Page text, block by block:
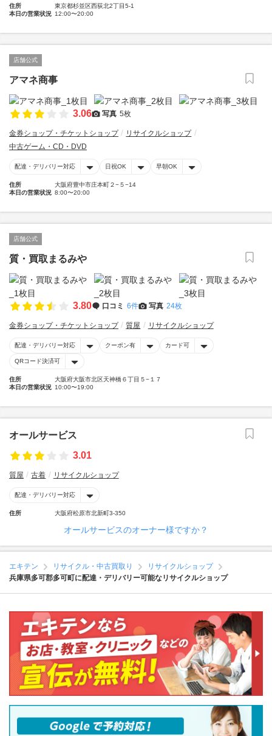
住所
東京都杉並区西荻北2丁目5-1
本日の営業状況 12:00〜20:00
店舗公式
アマネ商事
3.06 写真 5枚
金券ショップ・チケットショップ
リサイクルショップ
中古ゲーム・CD・DVD
配達・デリバリー対応 日祝OK 早朝OK
住所
大阪府豊中市庄本町２−５−14
本日の営業状況 8:00〜20:00
店舗公式
質・買取まるみや
3.80 口コミ 6件 写真 24枚
金券ショップ・チケットショップ 質屋 リサイクルショップ
配達・デリバリー対応 クーポン有 カード可
QRコード決済可
住所
大阪府大阪市北区天神橋６丁目５−１７
本日の営業状況 10:00〜19:00
オールサービス
3.01
質屋 古着 リサイクルショップ
配達・デリバリー対応
住所 大阪府松原市北新町3-350
オールサービスのオーナー様ですか？
エキテン リサイクル・中古買取り
リサイクルショップ
兵庫県多可郡多可町に配達・デリバリー可能なリサイクルショップ